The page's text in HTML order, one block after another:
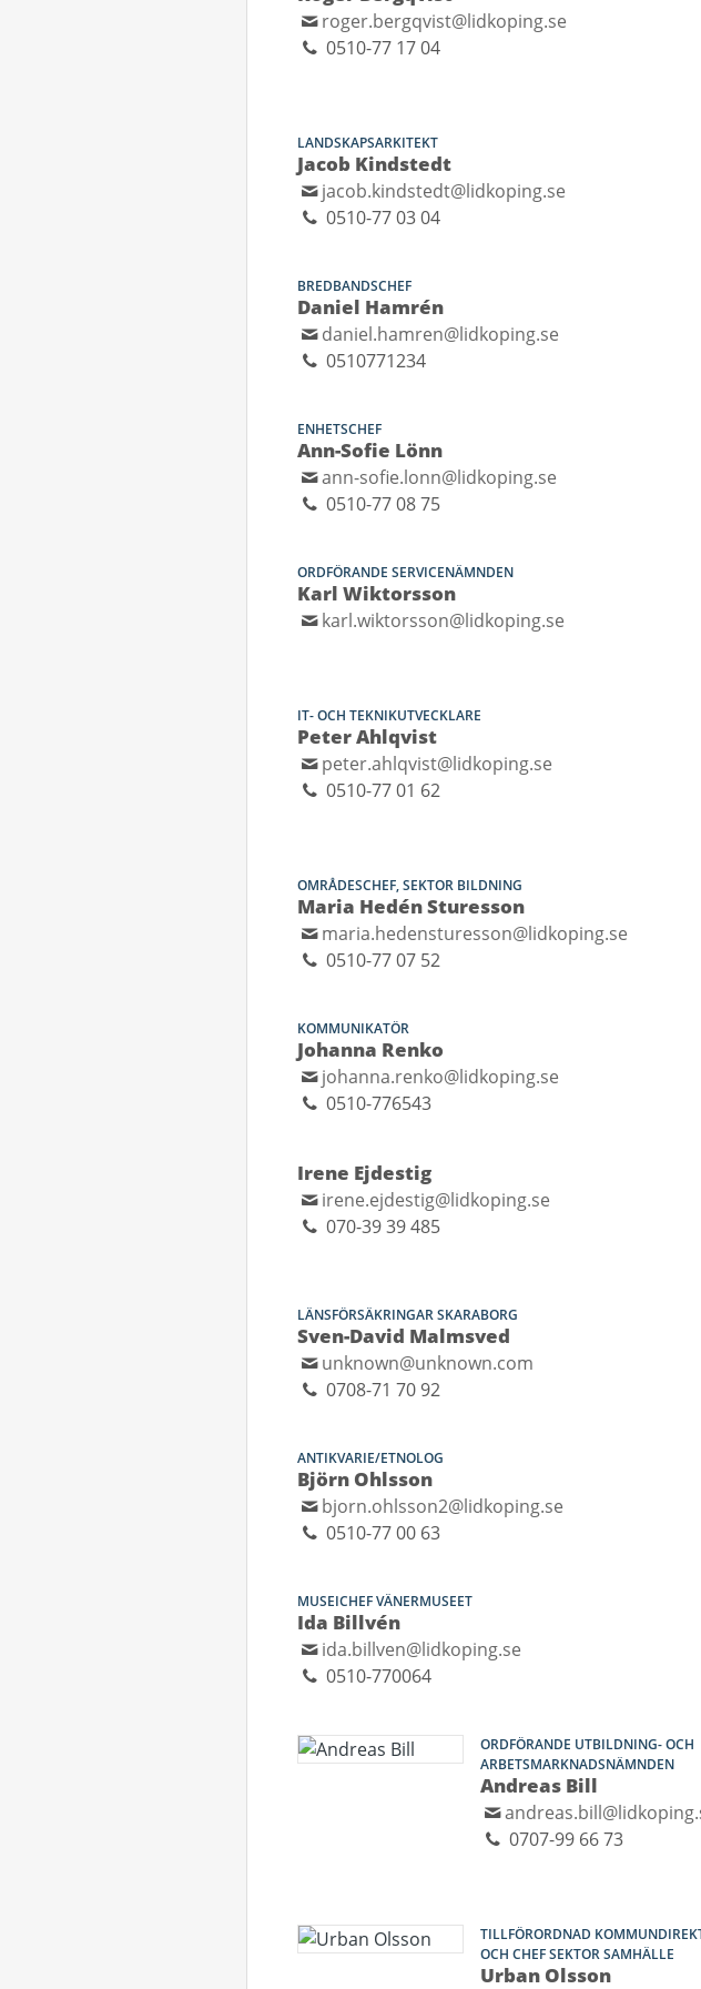
roger.bergqvist@lidkoping.se
0510-77 17 04
LANDSKAPSARKITEKT
Jacob Kindstedt
jacob.kindstedt@lidkoping.se
0510-77 03 04
BREDBANDSCHEF
Daniel Hamrén
daniel.hamren@lidkoping.se
0510771234
ENHETSCHEF
Ann-Sofie Lönn
ann-sofie.lonn@lidkoping.se
0510-77 08 75
ORDFÖRANDE SERVICENÄMNDEN
Karl Wiktorsson
karl.wiktorsson@lidkoping.se
IT- OCH TEKNIKUTVECKLARE
Peter Ahlqvist
peter.ahlqvist@lidkoping.se
0510-77 01 62
OMRÅDESCHEF, SEKTOR BILDNING
Maria Hedén Sturesson
maria.hedensturesson@lidkoping.se
0510-77 07 52
KOMMUNIKATÖR
Johanna Renko
johanna.renko@lidkoping.se
0510-776543
Irene Ejdestig
irene.ejdestig@lidkoping.se
070-39 39 485
LÄNSFÖRSÄKRINGAR SKARABORG
Sven-David Malmsved
unknown@unknown.com
0708-71 70 92
ANTIKVARIE/ETNOLOG
Björn Ohlsson
bjorn.ohlsson2@lidkoping.se
0510-77 00 63
MUSEICHEF VÄNERMUSEET
Ida Billvén
ida.billven@lidkoping.se
0510-770064
ORDFÖRANDE UTBILDNING- OCH
ARBETSMARKNADSNÄMNDEN
Andreas Bill
0707-99 66 73
TILLFÖRORDNAD
OCH CHEF SEKTOR SAMHÄLLE
Urban Olsson